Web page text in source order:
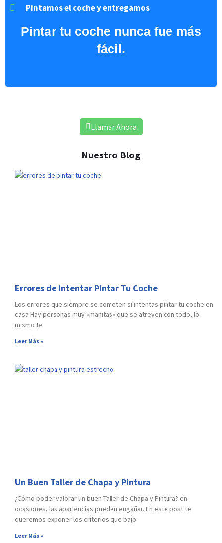
Pintamos el coche y entregamos
Pintartu coche nunca fue más
fácil.
Llamar Ahora
Nuestro Blog
Errores de Intentar Pintar Tu Coche
Los errores que siempre se cometen si intentas pintar tu coche en
casa Hay personas muy «manitas» que se atreven con todo, lo
mismo te
Leer Más »
Un Buen Taller de Chapa y Pintura
¿Cómo poder valorar un buen Taller de Chapa y Pintura? en
ocasiones, las apariencias pueden engañar. En este post te
queremos exponer los criterios que bajo
Leer Más »